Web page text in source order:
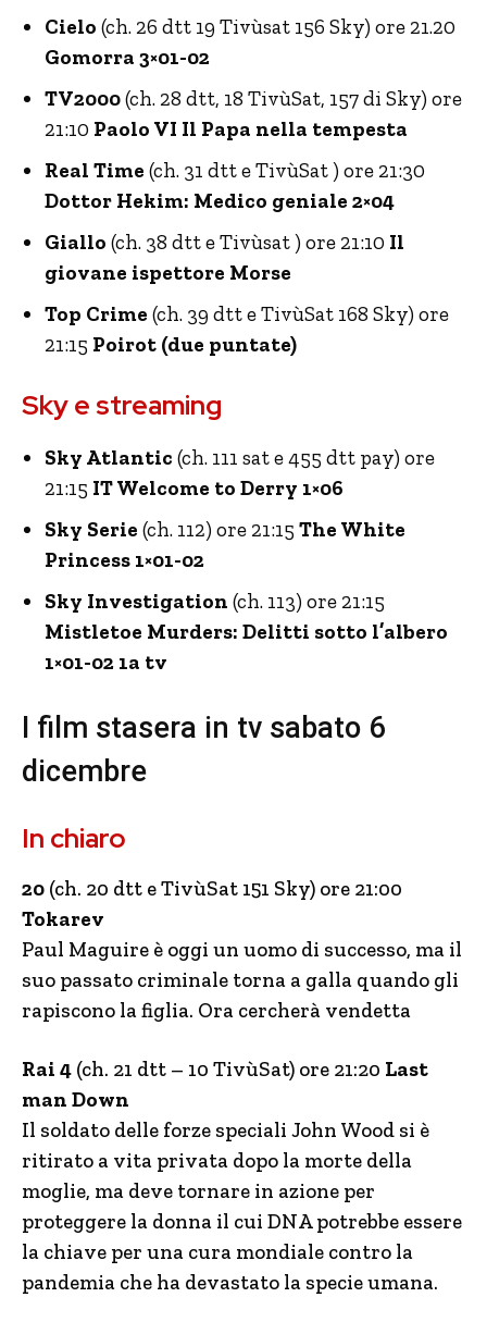
Cielo (ch. 26 dtt 19 Tivùsat 156 Sky) ore 21.20
Gomorra 3×01-02
TV2000(ch. 28 dtt, 18 TivùSat, 157 di Sky) ore
21:10 Paolo VI Il Papa nella tempesta
Real Time (ch. 31 dtt e TivùSat ) ore 21:30
Dottor Hekim: Medico geniale 2×04
Giallo (ch. 38 dtt e Tivùsat ) ore 21:10 Il
giovane ispettore Morse
Top Crime (ch. 39 dtt e TivùSat 168 Sky) ore
21:15 Poirot (due puntate)
Sky e streaming
Sky Atlantic (ch. 111 sat e 455 dtt pay) ore
21:15 IT Welcome to Derry 1×06
Sky Serie (ch. 112) ore 21:15 The White
Princess 1×01-02
Sky Investigation (ch. 113) ore 21:15
Mistletoe Murders: Delitti sotto l’albero
1×01-02 1a tv
I film stasera in tv sabato 6
dicembre
In chiaro
20 (ch. 20 dtt e TivùSat 151 Sky) ore 21:00
Tokarev
Paul Maguire è oggi un uomo di successo, ma il
suo passato criminale torna a galla quando gli
rapiscono la figlia. Ora cercherà vendetta
Rai 4 (ch. 21 dtt – 10 TivùSat) ore 21:20 Last
man Down
Il soldato delle forze speciali John Wood si è
ritirato a vita privata dopo la morte della
moglie, ma deve tornare in azione per
proteggere la donna il cui DNA potrebbe essere
la chiave per una cura mondiale contro la
pandemia che ha devastato la specie umana.